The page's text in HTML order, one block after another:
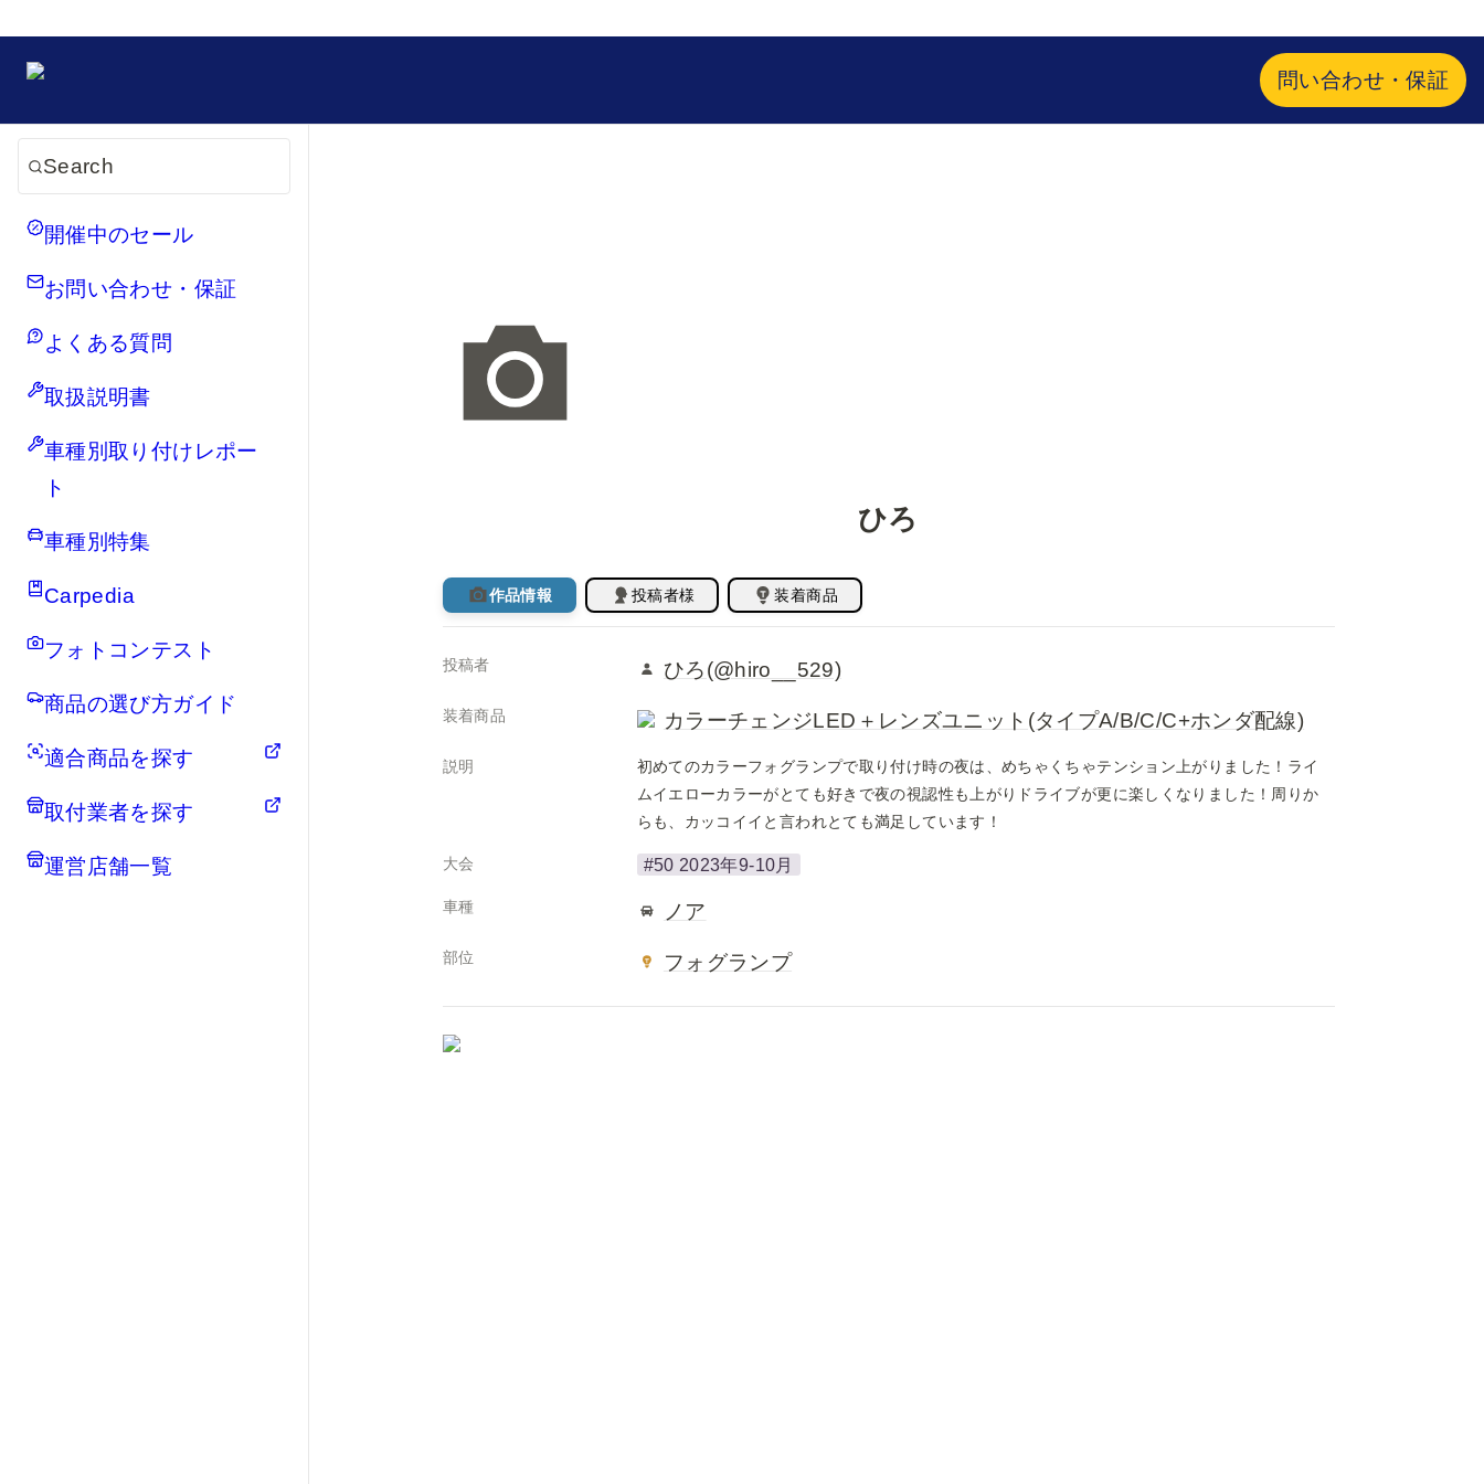
問い合わせ・保証
Search
開催中のセール
お問い合わせ・保証
よくある質問
取扱説明書
車種別取り付けレポー
ト
車種別特集
Carpedia
フォトコンテスト
商品の選び方ガイド
適合商品を探す
取付業者を探す
運営店舗一覧
ひろ
作品情報 投稿者様 装着商品
投稿者 ひろ(@hiro__529)
装着商品 カラーチェンジLED＋レンズユニット(タイプA/B/C/C+ホンダ配線)
説明
初めてのカラーフォグランプで取り付け時の夜は、めちゃくちゃテンション上がりました！ライ
ムイエローカラーがとても好きで夜の視認性も上がりドライブが更に楽しくなりました！周りか
らも、カッコイイと言われとても満足しています！
大会 #50 2023年9-10月
車種 ノア
部位 フォグランプ